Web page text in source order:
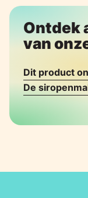
Ontdek
van
Dit product
De